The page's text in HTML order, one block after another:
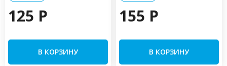
125 P
В КОРЗИНУ
155 P
В КОРЗИНУ